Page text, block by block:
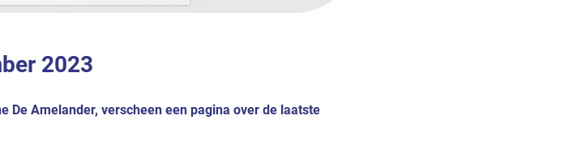
2023
De Amelander, verscheen een pagina over de laatste